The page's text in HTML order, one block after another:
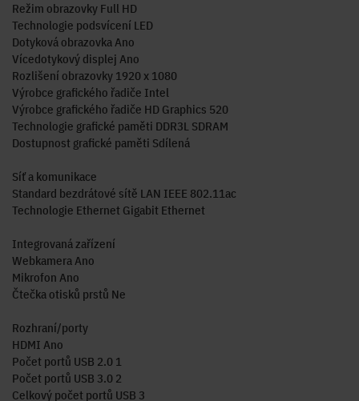
Režim obrazovky Full HD
Technologie podsvícení LED
Dotyková obrazovka Ano
Vícedotykový displej Ano
Rozlišení obrazovky 1920 x 1080
Výrobce grafického řadiče Intel
Výrobce grafického řadiče HD Graphics 520
Technologie grafické paměti DDR3L SDRAM
Dostupnost grafické paměti Sdílená
Síť a komunikace
Standard bezdrátové sítě LAN IEEE 802.11ac
Technologie Ethernet Gigabit Ethernet
Integrovaná zařízení
Webkamera Ano
Mikrofon Ano
Čtečka otisků prstů Ne
Rozhraní/porty
HDMI Ano
Počet portů USB 2.0 1
Počet portů USB 3.0 2
Celkový počet portů USB 3